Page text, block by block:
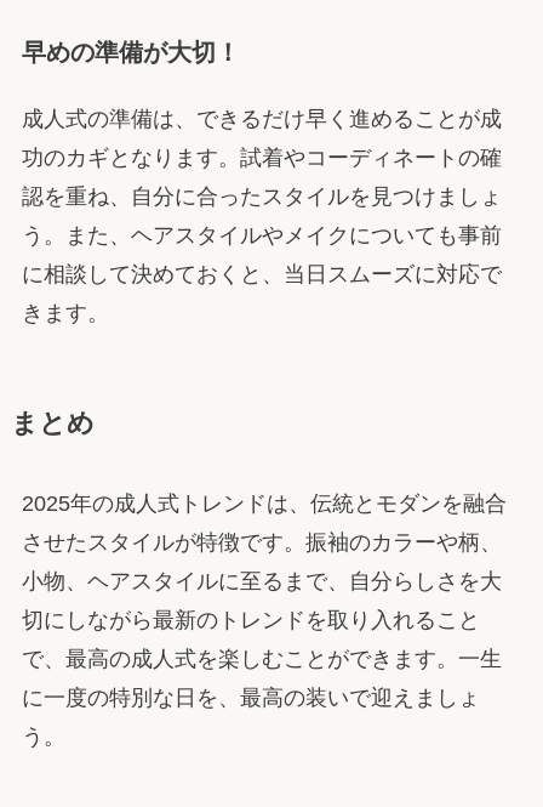
早めの準備が大切！
成人式の準備は、できるだけ早く進めることが成
功のカギとなります。試着やコーディネートの確
認を重ね、自分に合ったスタイルを見つけましょ
う。また、ヘアスタイルやメイクについても事前
に相談して決めておくと、当日スムーズに対応で
きます。
まとめ
2025年の成人式トレンドは、伝統とモダンを融合
させたスタイルが特徴です。振袖のカラーや柄、
小物、ヘアスタイルに至るまで、自分らしさを大
切にしながら最新のトレンドを取り入れること
で、最高の成人式を楽しむことができます。一生
に一度の特別な日を、最高の装いで迎えましょ
う。